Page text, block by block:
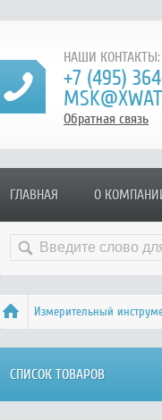
НАШИ КОНТАКТЫ:
+7 (495)
Обратная связь
ГЛАВНАЯ О
Измерительный
СПИСОК ТОВАРОВ